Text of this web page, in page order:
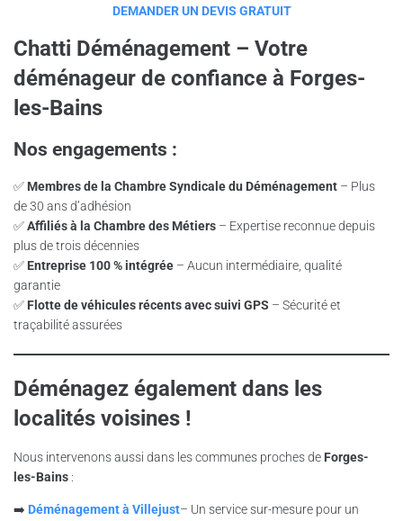
DEMANDER UN DEVIS GRATUIT
Chatti Déménagement – Votre
déménageur de confiance à Forges-
les-Bains
Nos engagements :
✅ Membres de la Chambre Syndicale du Déménagement – Plus
de 30 ans d’adhésion
✅Affiliés à la Chambre des Métiers – Expertise reconnue depuis
plus de trois décennies
✅ Entreprise 100 % intégrée – Aucun intermédiaire, qualité
garantie
✅ Flotte de véhicules récents avec suivi GPS – Sécurité et
traçabilité assurées
Déménagez également dans les
localités voisines !
Nous intervenons aussi dans les communes proches de Forges-
les-Bains :
➡️ Déménagement à Villejust– Un service sur-mesure pour un